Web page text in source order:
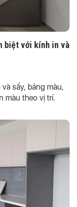
biệt với kính in và
sấy, bảng màu,
màu theo vị trí.